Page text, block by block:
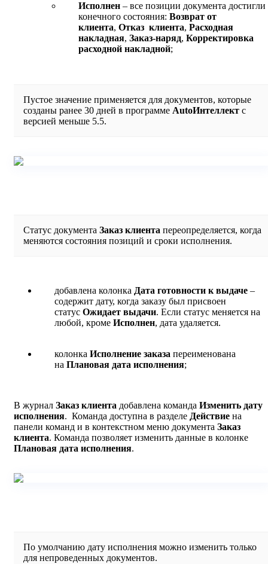
Исполнен – все позиции документа достигли
конечного состояния: Возврат от
клиента, Отказ клиента, Расходная
накладная, Заказ-наряд, Корректировка
расходной накладной;
Пустое значение применяется для документов, которые
созданы ранее 30 дней в программе AutoИнтеллект с
версией меньше 5.5.
Статус документа Заказ клиента переопределяется, когда
меняются состояния позиций и сроки исполнения.
добавлена колонка Дата готовности к выдаче –
содержит дату, когда заказу был присвоен
статус Ожидает выдачи. Если статус меняется на
любой, кроме Исполнен, дата удаляется.
колонка Исполнение заказа переименована
на Плановая дата исполнения;
В журнал Заказ клиента добавлена команда Изменить дату
исполнения. Команда доступна в разделе Действие на
панели команд и в контекстном меню документа Заказ
клиента. Команда позволяет изменить данные в колонке
Плановая дата исполнения.
По умолчанию дату исполнения можно изменить только
для непроведенных документов.